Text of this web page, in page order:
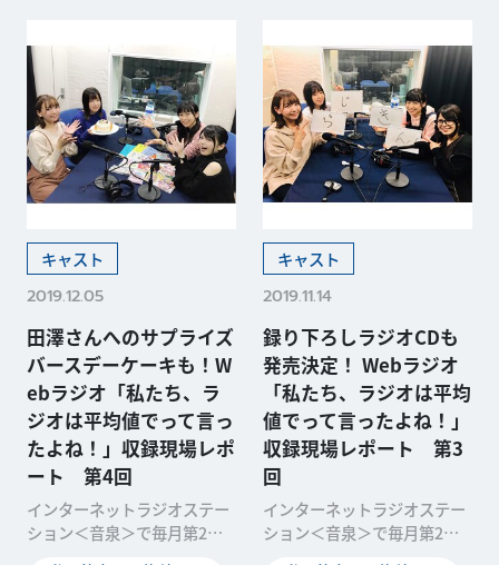
キャスト
2019.12.05
田澤さんへのサプライズ
バースデーケーキも！W
ebラジオ「私たち、ラ
ジオは平均値でって言っ
たよね！」収録現場レポ
ート 第4回
インターネットラジオステー
ション＜音泉＞で毎月第2・
キャスト
2019.11.14
録り下ろしラジオCDも
発売決定！ Webラジオ
「私たち、ラジオは平均
値でって言ったよね！」
収録現場レポート 第3
回
インターネットラジオステー
ション＜音泉＞で毎月第2・